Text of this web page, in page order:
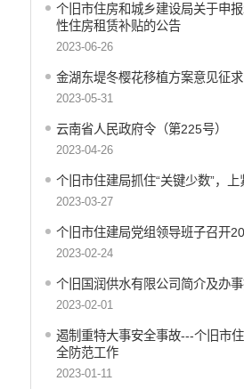
自然资源
公共资源交易信息
云南省新闻发布厅
行政许可
行政处罚和行政强制
减税降费
稳岗就业
乡村振兴
生态环境
医疗卫生
养老服务
个旧市住房和城乡建设局关于申
性住房租赁补贴的公告
2023-06-26
金湖东堤冬樱花移植方案意见征求
2023-05-31
云南省人民政府令（第225号）
2023-04-26
个旧市住建局抓住“关键少数”，
2023-03-27
个旧市住建局党组领导班子召开
2023-02-24
个旧国润供水有限公司简介及办
2023-02-01
遏制重特大事安全事故---个旧市
全防范工作
2023-01-11